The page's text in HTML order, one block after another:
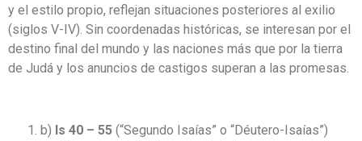
y el estilo propio, reflejan situaciones posteriores al exilio
(siglos V-IV). Sin coordenadas históricas, se interesan por el
destino final del mundo y las naciones más que por la tierra
de Judá y los anuncios de castigos superan a las promesas.
b) Is 40 – 55 (“Segundo Isaías” o “Déutero-Isaías”)